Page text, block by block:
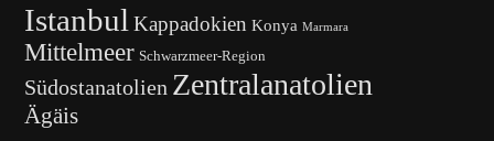
Istanbul Kappadokien Konya Marmara
Mittelmeer Schwarzmeer-Region
Südostanatolien Zentralanatolien
Ägäis